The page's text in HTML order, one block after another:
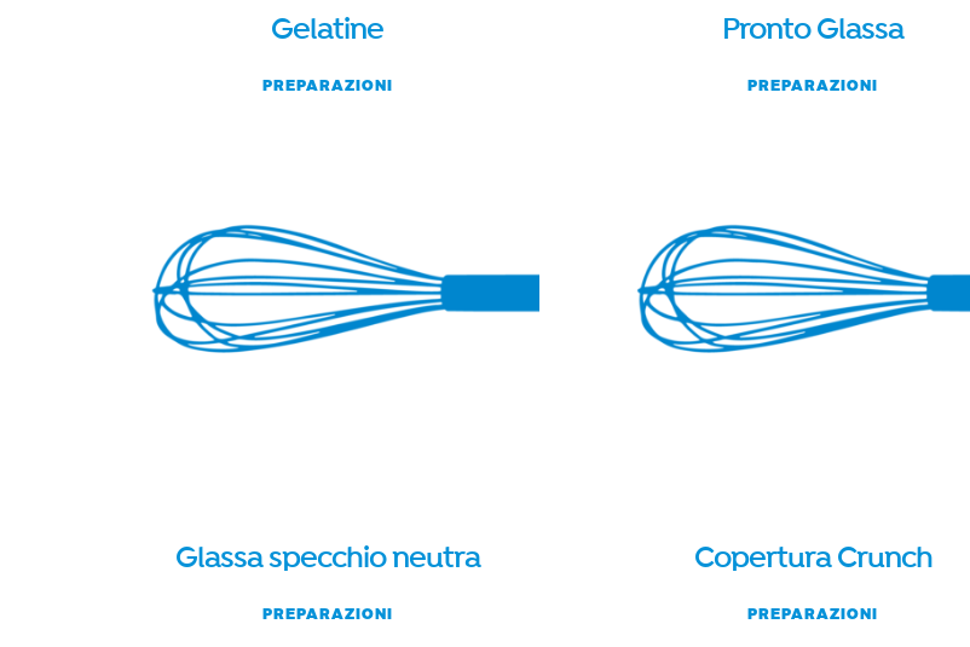
Gelatine
PREPARAZIONI
Pronto Glassa
PREPARAZIONI
Glassa specchio neutra
PREPARAZIONI
Copertura Crunch
PREPARAZIONI